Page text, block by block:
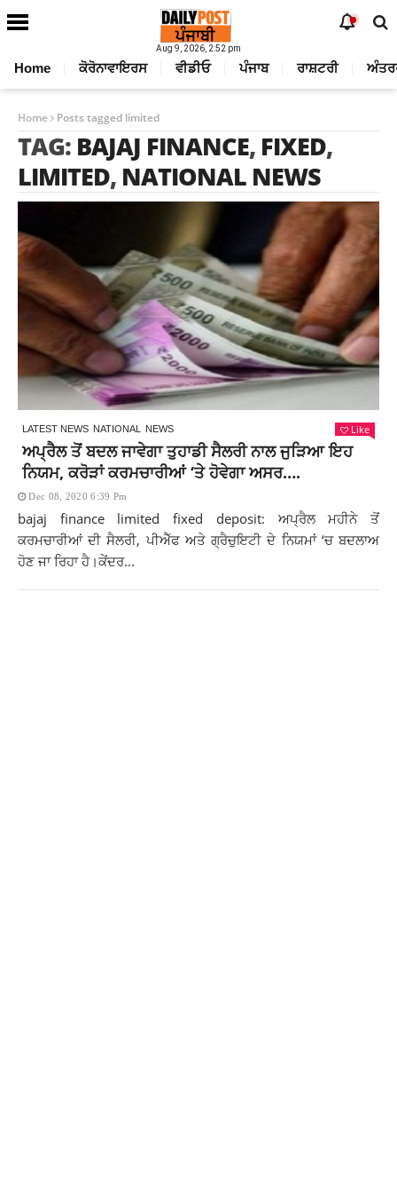
Aug 9, 2026, 2:52 pm
Home ਕੋਰੋਨਾਵਾਇਰਸ ਵੀਡੀਓ ਪੰਜਾਬ ਰਾਸ਼ਟਰੀ
Home Posts tagged limited
TAG: BAJAJ FINANCE, FIXED,
LIMITED, NATIONAL NEWS
LATEST NEWS NATIONAL NEWS Like
ਅਪ੍ਰੈਲ ਤੋਂ ਬਦਲ ਜਾਵੇਗਾ ਤੁਹਾਡੀ ਸੈਲਰੀ ਨਾਲ ਜੁੜਿਆ ਇਹ
ਨਿਯਮ, ਕਰੋੜਾਂ ਕਰਮਚਾਰੀਆਂ ‘ਤੇ ਹੋਵੇਗਾ ਅਸਰ….
Dec 08, 2020 6:39 Pm
bajaj finance limited fixed deposit: ਅਪ੍ਰੈਲ ਮਹੀਨੇ ਤੋਂ
ਕਰਮਚਾਰੀਆਂ ਦੀ ਸੈਲਰੀ, ਪੀਐੱਫ ਅਤੇ ਗ੍ਰੈਚੁਇਟੀ ਦੇ ਨਿਯਮਾਂ ‘ਚ ਬਦਲਾਅ
ਹੋਣ ਜਾ ਰਿਹਾ ਹੈ।ਕੇਂਦਰ...